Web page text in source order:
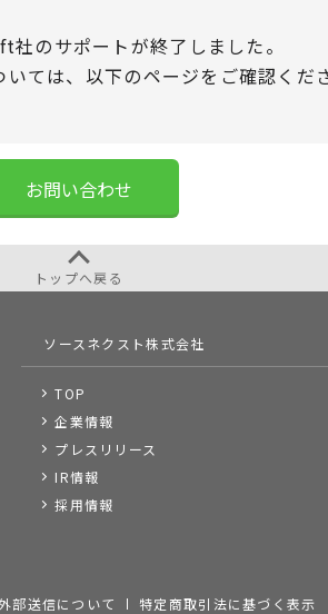
のサポートが終了しました。
ては、 以下のページをご確認くだ
お問い合わせ
トップへ戻る
ソースネクスト株式会社
TOP
企業情報
プレスリリース
IR情報
採用情報
部送信について 特定商取引法に基づく表示